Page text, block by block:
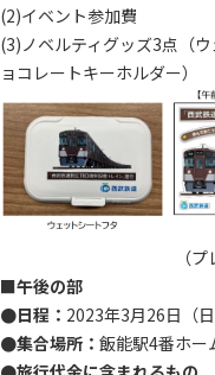
(2)イベント参加費
(3)ノベルティグッズ3点（
ョコレートキーホルダー）
（
■午後の部
●日程： 2023年3月26日（日
●集合場所： 飯能駅4番ホー